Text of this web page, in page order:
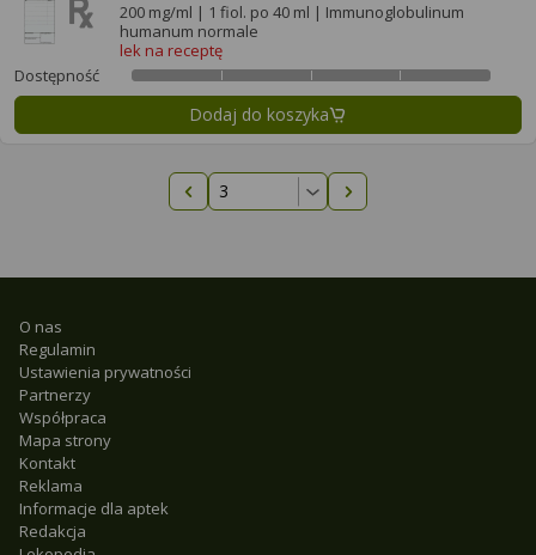
200 mg/ml | 1 fiol. po 40 ml | Immunoglobulinum
humanum normale
lek na receptę
Dostępność
Dodaj do koszyka
Poprzednia strona Następna strona
O nas
Regulamin
Ustawienia prywatności
Partnerzy
Współpraca
Mapa strony
Kontakt
Reklama
Informacje dla aptek
Redakcja